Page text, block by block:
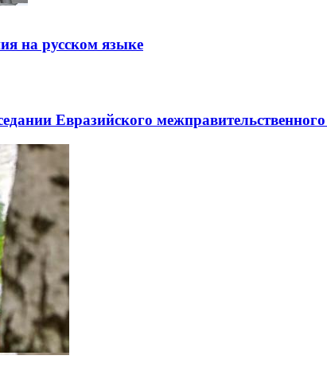
на русском языке
Евразийского